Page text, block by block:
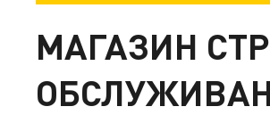
МАГАЗИН